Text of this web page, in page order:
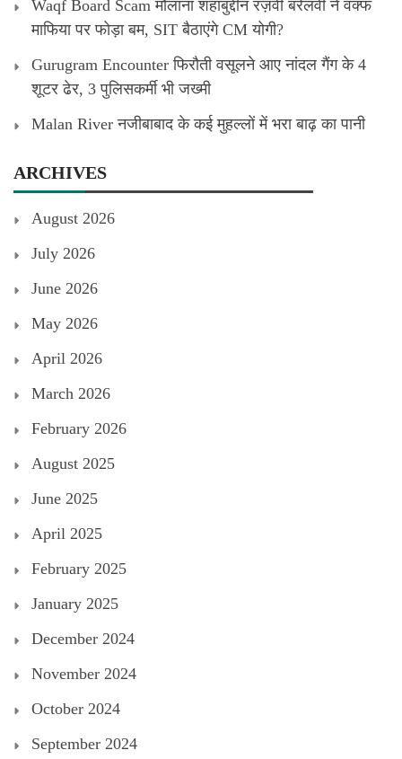
Waqf Board Scam मौलाना शहाबुद्दीन रज़वी बरेलवी ने वक्फ
माफिया पर फोड़ा बम, SIT बैठाएंगे CM योगी?
Gurugram Encounter फिरौती वसूलने आए नांदल गैंग के 4
शूटर ढेर, 3 पुलिसकर्मी भी जख्मी
Malan River नजीबाबाद के कई मुहल्लों में भरा बाढ़ का पानी
ARCHIVES
August 2026
July 2026
June 2026
May 2026
April 2026
March 2026
February 2026
August 2025
June 2025
April 2025
February 2025
January 2025
December 2024
November 2024
October 2024
September 2024